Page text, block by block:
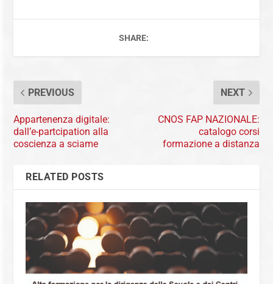
SHARE:
PREVIOUS
Appartenenza digitale:
dall’e-partcipation alla
coscienza a sciame
NEXT
CNOS FAP NAZIONALE:
catalogo corsi
formazione a distanza
RELATED POSTS